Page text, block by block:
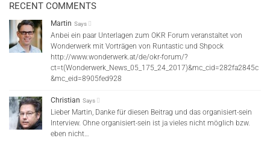
RECENT COMMENTS
Martin Says
Anbei ein paar Unterlagen zum OKR Forum veranstaltet von
Wonderwerk mit Vorträgen von Runtastic und Shpock
http://www.wonderwerk.at/de/okr-forum/?
ct=t(Wonderwerk_News_05_175_24_2017)&mc_cid=282fa2845c
&mc_eid=8905fed928
Christian Says
Lieber Martin, Danke für diesen Beitrag und das organisiert-sein
Interview. Ohne organisiert-sein ist ja vieles nicht möglich bzw.
eben nicht…